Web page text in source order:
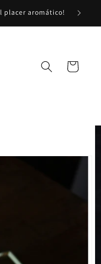
placer aromático!
Carrito